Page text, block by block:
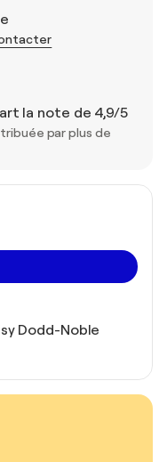
la note de 4,9/5
par plus de
Dodd-Noble